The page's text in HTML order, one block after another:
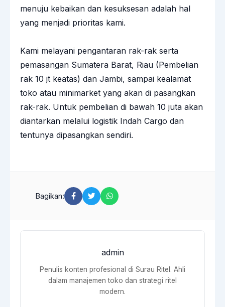
menuju kebaikan dan kesuksesan adalah hal
yang menjadi prioritas kami.
Kami melayani pengantaran rak-rak serta
pemasangan Sumatera Barat, Riau (Pembelian
rak 10 jt keatas) dan Jambi, sampai kealamat
toko atau minimarket yang akan di pasangkan
rak-rak. Untuk pembelian di bawah 10 juta akan
diantarkan melalui logistik Indah Cargo dan
tentunya dipasangkan sendiri.
Bagikan:
admin
Penulis konten profesional di Surau Ritel. Ahli
dalam manajemen toko dan strategi ritel
modern.